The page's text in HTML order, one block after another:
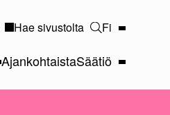
Hae sivustolta Fi
AjankohtaistaSäätiö